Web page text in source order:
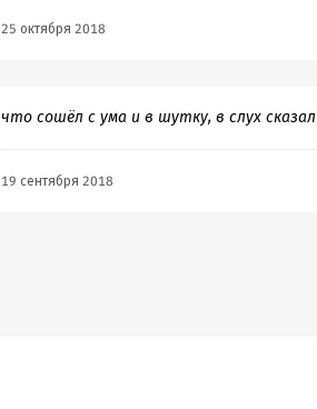
25 октября 2018
что сошёл с ума и в шутку, в слух сказал
19 сентября 2018